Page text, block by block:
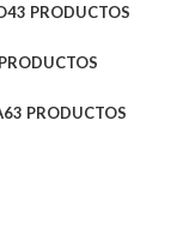
43 PRODUCTOS
63 PRODUCTOS